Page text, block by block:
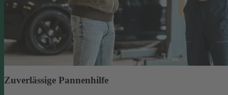
Zuverlässige Pannenhilfe